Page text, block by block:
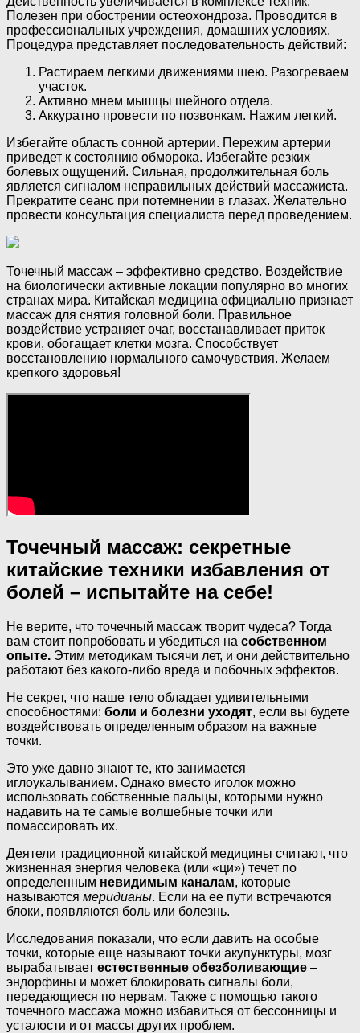
Полезен при обострении остеохондроза. Проводится в
профессиональных учреждения, домашних условиях.
Процедура представляет последовательность действий:
Растираем легкими движениями шею. Разогреваем
участок.
Активно мнем мышцы шейного отдела.
Аккуратно провести по позвонкам. Нажим легкий.
Избегайте область сонной артерии. Пережим артерии
приведет к состоянию обморока. Избегайте резких
болевых ощущений. Сильная, продолжительная боль
является сигналом неправильных действий массажиста.
Прекратите сеанс при потемнении в глазах. Желательно
провести консультация специалиста перед проведением.
Точечный массаж – эффективно средство. Воздействие
на биологически активные локации популярно во многих
странах мира. Китайская медицина официально признает
массаж для снятия головной боли. Правильное
воздействие устраняет очаг, восстанавливает приток
крови, обогащает клетки мозга. Способствует
восстановлению нормального самочувствия. Желаем
крепкого здоровья!
Точечный массаж: секретные
китайские техники избавления от
болей – испытайте на себе!
Не верите, что точечный массаж творит чудеса? Тогда
вам стоит попробовать и убедиться на собственном
опыте. Этим методикам тысячи лет, и они действительно
работают без какого-либо вреда и побочных эффектов.
Не секрет, что наше тело обладает удивительными
способностями: боли и болезни уходят, если вы будете
воздействовать определенным образом на важные
точки.
Это уже давно знают те, кто занимается
иглоукалыванием. Однако вместо иголок можно
использовать собственные пальцы, которыми нужно
надавить на те самые волшебные точки или
помассировать их.
Деятели традиционной китайской медицины считают, что
жизненная энергия человека (или «ци») течет по
определенным невидимым каналам, которые
называются меридианы. Если на ее пути встречаются
блоки, появляются боль или болезнь.
Исследования показали, что если давить на особые
точки, которые еще называют точки акупунктуры, мозг
вырабатывает естественные обезболивающие –
эндорфины и может блокировать сигналы боли,
передающиеся по нервам. Также с помощью такого
точечного массажа можно избавиться от бессонницы и
усталости и от массы других проблем.